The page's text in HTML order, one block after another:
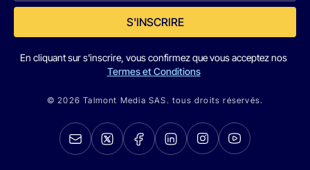
S'INSCRIRE
En cliquant sur s'inscrire, vous confirmez que vous acceptez nos
Termes et Conditions
© 2026 Talmont Media SAS. tous droits réservés.